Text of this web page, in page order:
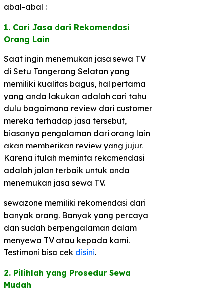
abal-abal :
1. Cari Jasa dari Rekomendasi
Orang Lain​
Saat ingin menemukan jasa sewa TV
di Setu Tangerang Selatan yang
memiliki kualitas bagus, hal pertama
yang anda lakukan adalah cari tahu
dulu bagaimana review dari customer
mereka terhadap jasa tersebut,
biasanya pengalaman dari orang lain
akan memberikan review yang jujur.
Karena itulah meminta rekomendasi
adalah jalan terbaik untuk anda
menemukan jasa sewa TV.
sewazone memiliki rekomendasi dari
banyak orang. Banyak yang percaya
dan sudah berpengalaman dalam
menyewa TV atau kepada kami.
Testimoni bisa cek disini.
2. Pilihlah yang Prosedur Sewa
Mudah​